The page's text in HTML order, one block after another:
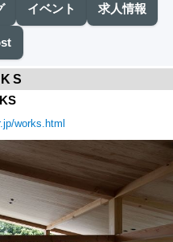
イベント 求人情報
works.html